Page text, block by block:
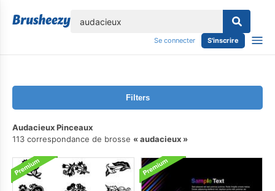
Se connecter S'inscrire
Filters
Audacieux Pinceaux
113 correspondance de brosse
audacieux